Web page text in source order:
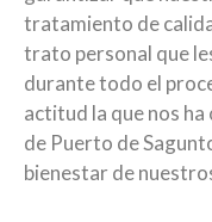
tratamiento de
trato personal que
durante todo el
actitud la que nos
de Puerto de
bienestar de